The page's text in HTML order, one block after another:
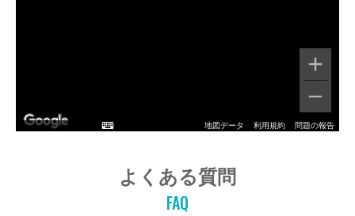
地図データ 利用規約 問題の報告
よくある質問
FAQ